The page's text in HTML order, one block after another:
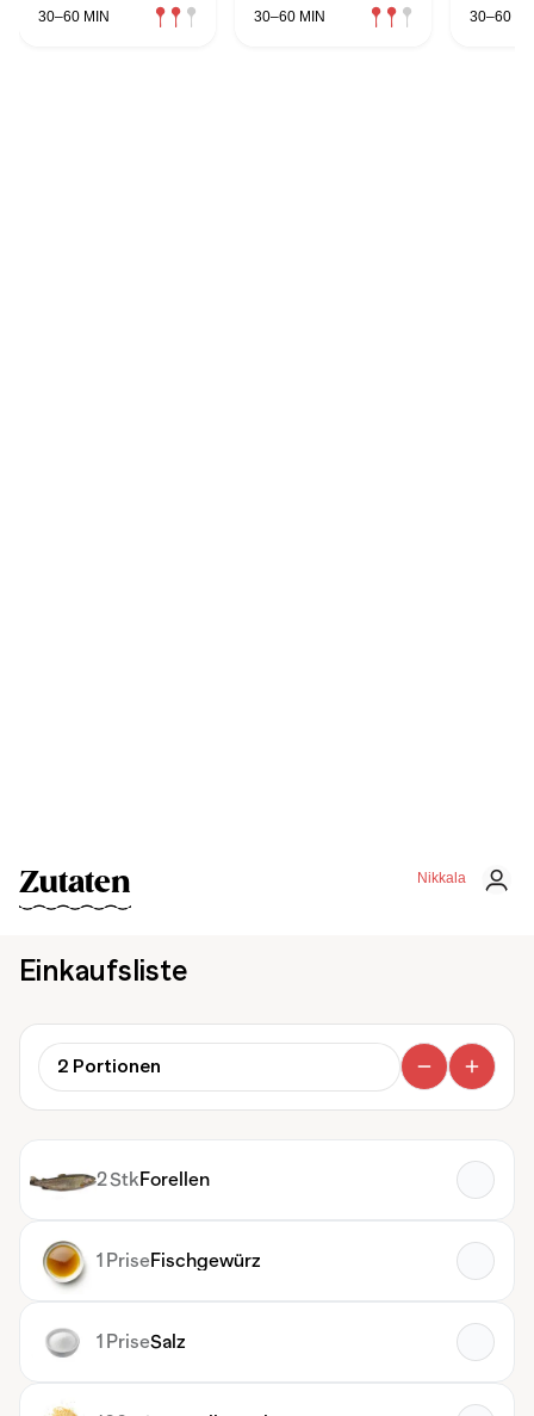
30–60 MIN 30–60 MIN 30–60
Nikkala
Zutaten